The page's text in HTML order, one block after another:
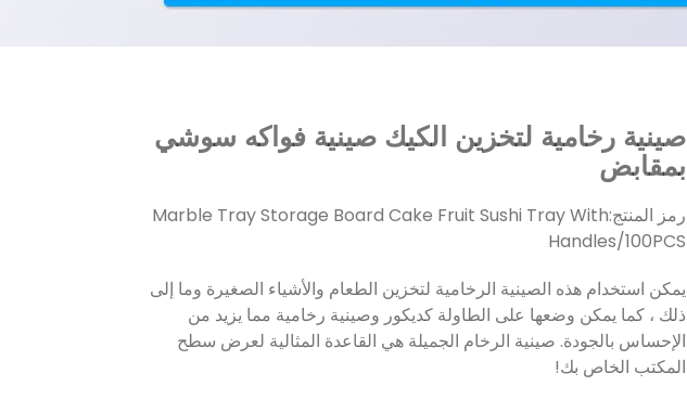
صينية رخامية لتخزين الكيك صينية فواكه سوشي
بمقابض
رمز المنتج:Marble Tray Storage Board Cake Fruit Sushi Tray With
Handles/100PCS
يمكن استخدام هذه الصينية الرخامية لتخزين الطعام والأشياء الصغيرة وما إلى
ذلك ، كما يمكن وضعها على الطاولة كديكور وصينية رخامية مما يزيد من
الإحساس بالجودة. صينية الرخام الجميلة هي القاعدة المثالية لعرض سطح
المكتب الخاص بك!